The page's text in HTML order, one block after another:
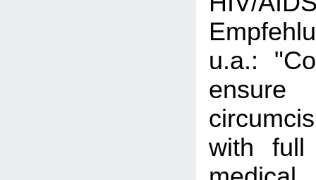
u.a.:
with full